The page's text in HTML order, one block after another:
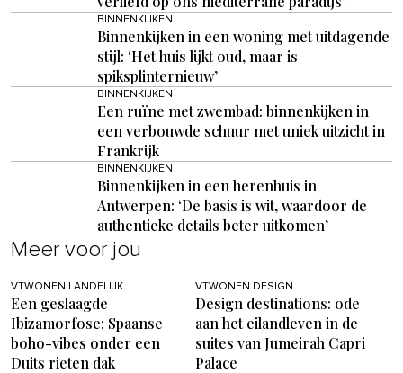
BINNENKIJKEN
Binnenkijken in een woning met uitdagende
stijl: ‘Het huis lijkt oud, maar is
spiksplinternieuw’
BINNENKIJKEN
Een ruïne met zwembad: binnenkijken in
een verbouwde schuur met uniek uitzicht in
Frankrijk
BINNENKIJKEN
Binnenkijken in een herenhuis in
Antwerpen: ‘De basis is wit, waardoor de
authentieke details beter uitkomen’
Meer voor jou
VTWONEN LANDELIJK
Een geslaagde
Ibizamorfose: Spaanse
boho-vibes onder een
Duits rieten dak
VTWONEN DESIGN
Design destinations: ode
aan het eilandleven in de
suites van Jumeirah Capri
Palace